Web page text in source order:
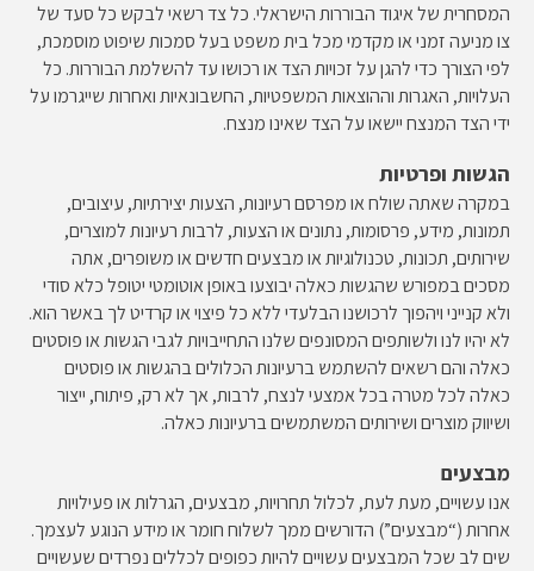
המסחרית של איגוד הבוררות הישראלי. כל צד רשאי לבקש כל סעד של
צו מניעה זמני או מקדמי מכל בית משפט בעל סמכות שיפוט מוסמכת,
לפי הצורך כדי להגן על זכויות הצד או רכושו עד להשלמת הבוררות. כל
העלויות, האגרות וההוצאות המשפטיות, החשבונאיות ואחרות שייגרמו על
ידי הצד המנצח יישאו על הצד שאינו מנצח.
הגשות ופרטיות
במקרה שאתה שולח או מפרסם רעיונות, הצעות יצירתיות, עיצובים,
תמונות, מידע, פרסומות, נתונים או הצעות, לרבות רעיונות למוצרים,
שירותים, תכונות, טכנולוגיות או מבצעים חדשים או משופרים, אתה
מסכים במפורש שהגשות כאלה יבוצעו באופן אוטומטי יטופל כלא סודי
ולא קנייני ויהפוך לרכושנו הבלעדי ללא כל פיצוי או קרדיט לך באשר הוא.
לא יהיו לנו ולשותפים המסונפים שלנו התחייבויות לגבי הגשות או פוסטים
כאלה והם רשאים להשתמש ברעיונות הכלולים בהגשות או פוסטים
כאלה לכל מטרה בכל אמצעי לנצח, לרבות, אך לא רק, פיתוח, ייצור
ושיווק מוצרים ושירותים המשתמשים ברעיונות כאלה.
מבצעים
אנו עשויים, מעת לעת, לכלול תחרויות, מבצעים, הגרלות או פעילויות
אחרות (“מבצעים”) הדורשים ממך לשלוח חומר או מידע הנוגע לעצמך.
שים לב שכל המבצעים עשויים להיות כפופים לכללים נפרדים שעשויים